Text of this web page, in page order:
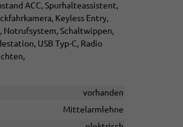
ACC, Spurhalteassistent,
Keyless Entry,
Notrufsystem, Schaltwippen,
USB Typ-C, Radio
vorhanden
Mittelarmlehne